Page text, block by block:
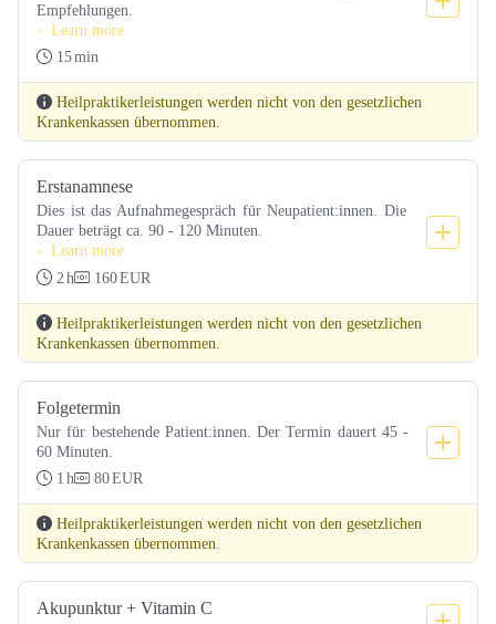
Empfehlungen.
Learn more
15min
Heilpraktikerleistungen werden nicht von den gesetzlichen
Krankenkassen übernommen.
Erstanamnese
Dies ist das Aufnahmegespräch für Neupatient:innen. Die
Dauer beträgt ca. 90 - 120 Minuten.
Learn more
2h 160EUR
Heilpraktikerleistungen werden nicht von den gesetzlichen
Krankenkassen übernommen.
Folgetermin
Nur für bestehende Patient:innen. Der Termin dauert 45 -
60 Minuten.
1 h 80EUR
Heilpraktikerleistungen werden nicht von den gesetzlichen
Krankenkassen übernommen.
Akupunktur + Vitamin C